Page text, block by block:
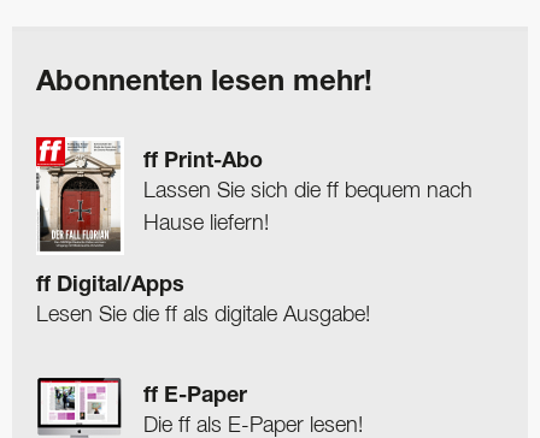
Abonnenten lesen mehr!
ff Print-Abo
Lassen Sie sich die ff bequem nach
Hause liefern!
ff Digital/Apps
Lesen Sie die ff als digitale Ausgabe!
ff E-Paper
Die ff als E-Paper lesen!